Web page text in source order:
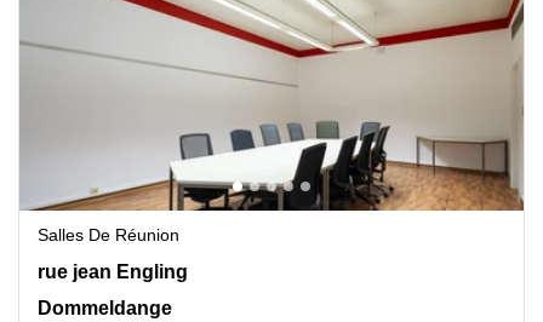
Salles De Réunion
2 rue jean Engling, Dommeldange
rue jean Engling
Dommeldange